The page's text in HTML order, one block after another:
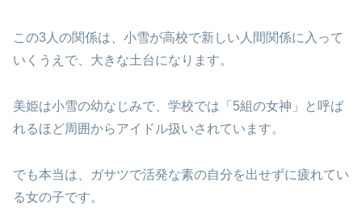
この3人の関係は、小雪が高校で新しい人間関係に入って
いくうえで、大きな土台になります。
美姫は小雪の幼なじみで、学校では「5組の女神」と呼ば
れるほど周囲からアイドル扱いされています。
でも本当は、ガサツで活発な素の自分を出せずに疲れてい
る女の子です。